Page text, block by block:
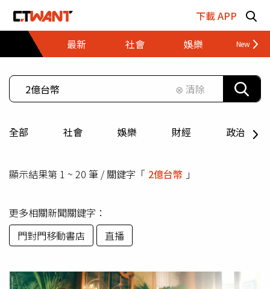
下載 APP
最新
社會 娛樂 財經
⊗ 清除
全部 社會 娛樂 財經 政治
顯示結果第 1 ~ 20 筆 / 關鍵字「 2億台幣 」
更多相關新聞關鍵字：
門對門移動書店
直播